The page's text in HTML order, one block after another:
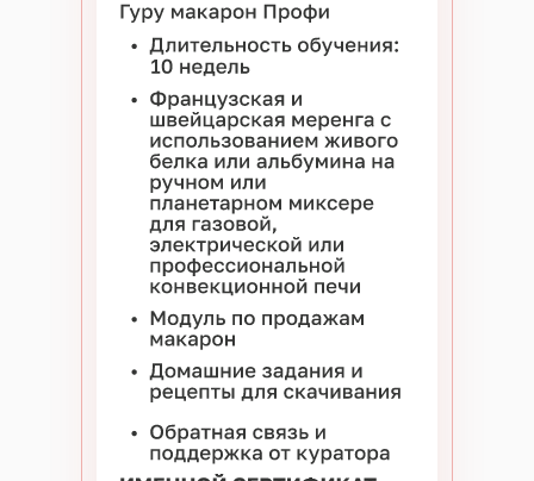
можно в рассрочку